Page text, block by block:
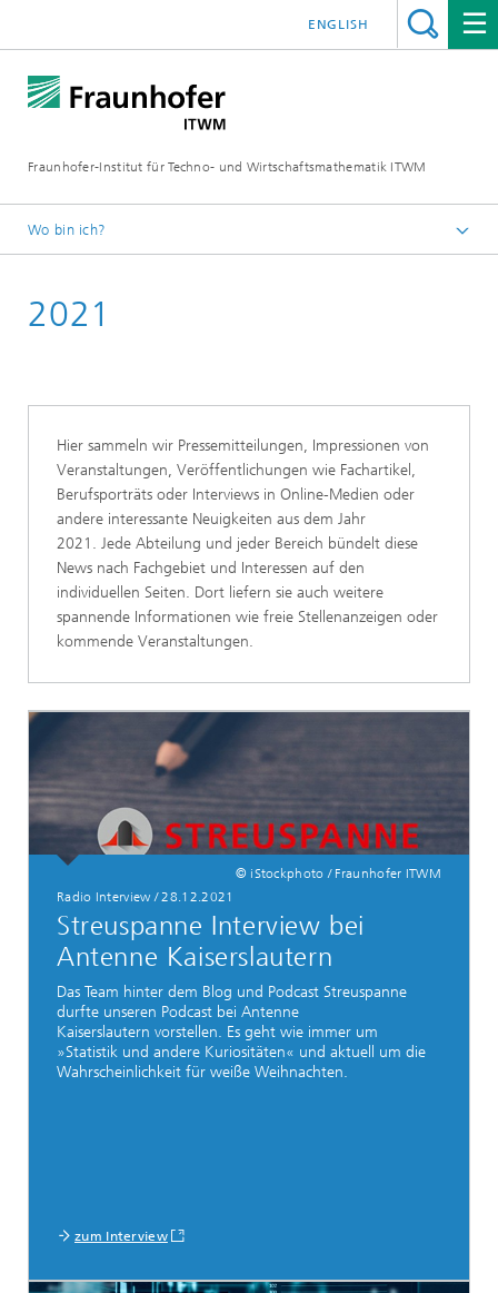
Fraunhofer-Institut für Techno- und Wirtschaftsmathematik ITWM
ENGLISH
Wo bin ich?
Presse|Aktuelles
2021
Hier sammeln wir Pressemitteilungen, Impressionen von
Veranstaltungen, Veröffentlichungen wie Fachartikel,
Berufsporträts oder Interviews in Online-Medien oder
andere interessante Neuigkeiten aus dem Jahr
2021. Jede Abteilung und jeder Bereich bündelt diese
News nach Fachgebiet und Interessen auf den
individuellen Seiten. Dort liefern sie auch weitere
spannende Informationen wie freie Stellenanzeigen oder
kommende Veranstaltungen.
© iStockphoto / Fraunhofer ITWM
Radio Interview/28.12.2021
Streuspanne Interview bei
Antenne Kaiserslautern
Das Team hinter dem Blog und Podcast Streuspanne
durfte unseren Podcast bei Antenne
Kaiserslautern vorstellen. Es geht wie immer um
»Statistik und andere Kuriositäten« und aktuell um die
Wahrscheinlichkeit für weiße Weihnachten.
zum Interview